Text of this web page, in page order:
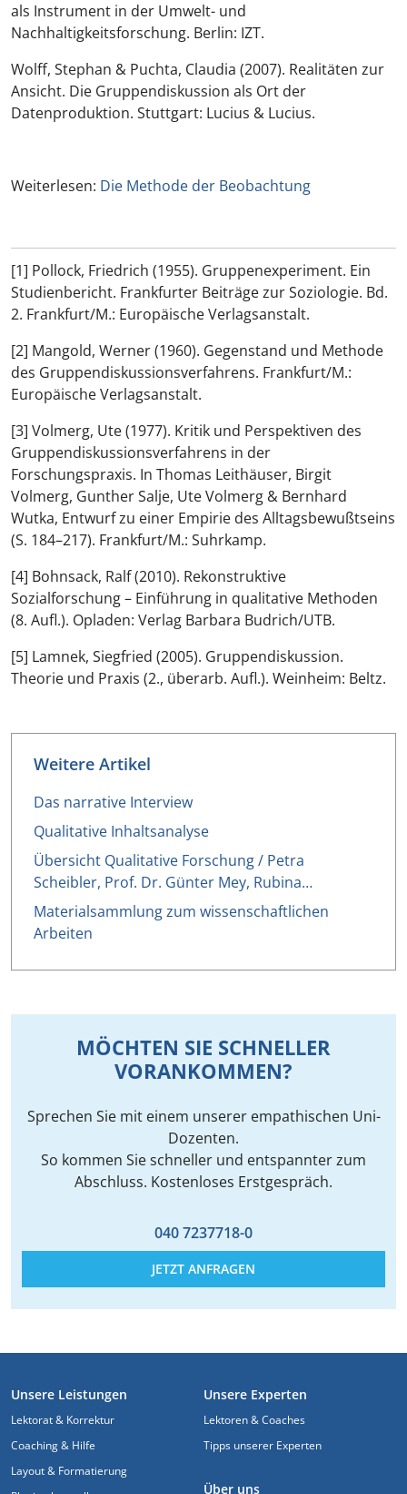
als Instrument in der Umwelt- und
Nachhaltigkeitsforschung. Berlin: IZT.
Wolff, Stephan & Puchta, Claudia (2007). Realitäten zur
Ansicht. Die Gruppendiskussion als Ort der
Datenproduktion. Stuttgart: Lucius & Lucius.
Weiterlesen: Die Methode der Beobachtung
[1] Pollock, Friedrich (1955). Gruppenexperiment. Ein
Studienbericht. Frankfurter Beiträge zur Soziologie. Bd.
2. Frankfurt/M.: Europäische Verlagsanstalt.
[2] Mangold, Werner (1960). Gegenstand und Methode
des Gruppendiskussionsverfahrens. Frankfurt/M.:
Europäische Verlagsanstalt.
[3] Volmerg, Ute (1977). Kritik und Perspektiven des
Gruppendiskussionsverfahrens in der
Forschungspraxis. In Thomas Leithäuser, Birgit
Volmerg, Gunther Salje, Ute Volmerg & Bernhard
Wutka, Entwurf zu einer Empirie des Alltagsbewußtseins
(S. 184–217). Frankfurt/M.: Suhrkamp.
[4] Bohnsack, Ralf (2010). Rekonstruktive
Sozialforschung – Einführung in qualitative Methoden
(8. Aufl.). Opladen: Verlag Barbara Budrich/UTB.
[5] Lamnek, Siegfried (2005). Gruppendiskussion.
Theorie und Praxis (2., überarb. Aufl.). Weinheim: Beltz.
Weitere Artikel
Das narrative Interview
Qualitative Inhaltsanalyse
Übersicht Qualitative Forschung / Petra
Scheibler, Prof. Dr. Günter Mey, Rubina…
Materialsammlung zum wissenschaftlichen
Arbeiten
MÖCHTEN SIE SCHNELLER
VORANKOMMEN?
Sprechen Sie mit einem unserer empathischen Uni-
Dozenten.
So kommen Sie schneller und entspannter zum
Abschluss. Kostenloses Erstgespräch.
040 7237718-0
JETZT ANFRAGEN
FUSSZEILE
Unsere Leistungen
Lektorat & Korrektur
Coaching & Hilfe
Layout & Formatierung
Unsere Experten
Lektoren & Coaches
Tipps unserer Experten
Über uns